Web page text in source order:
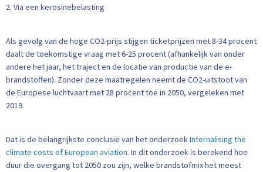
2. Via een kerosinebelasting
Als gevolg van de hoge CO2-prijs stijgen ticketprijzen met 8-34 procent
daalt de toekomstige vraag met 6-25 procent (afhankelijk van onder
andere het jaar, het traject en de locatie van productie van de e-
brandstoffen). Zonder deze maatregelen neemt de CO2-uitstoot van
de Europese luchtvaart met 28 procent toe in 2050, vergeleken met
2019.
Dat is de belangrijkste conclusie van het onderzoekInternalising the
climate costs of European aviation. In dit onderzoek is berekend hoe
duur die overgang tot 2050 zou zijn, welke brandstofmix het meest